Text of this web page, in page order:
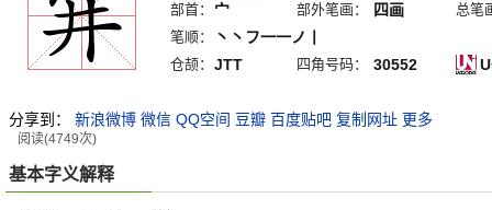
部首： 宀 部外笔画： 四画
总笔
笔顺：
丶丶フ一一ノ丨
仓颉： JTT 四角号码： 30552
分享到： 新浪微博 微信 QQ空间 豆瓣 百度贴吧 复制网址 更多
阅读(4749次)
基本字义解释